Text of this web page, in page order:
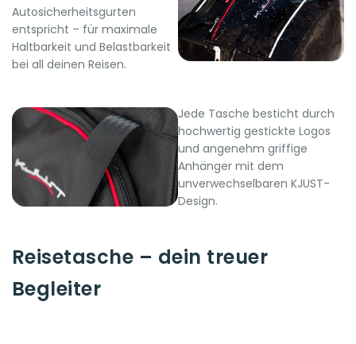
Autosicherheitsgurten
entspricht – für maximale
Haltbarkeit und Belastbarkeit
bei all deinen Reisen.
Jede Tasche besticht durch
hochwertig gestickte Logos
und angenehm griffige
Anhänger mit dem
unverwechselbaren KJUST-
Design.
Reisetasche – dein treuer
Begleiter